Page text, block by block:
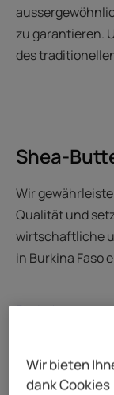
zu garantieren.
des
Shea-
Wir
Qualität und
wirtschaftliche
in Burkina Faso
Entdecken
Wir bieten
dank Cookies